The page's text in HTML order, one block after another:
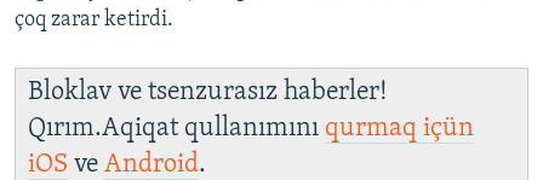
çoq zarar ketirdi.
Bloklav ve tsenzurasız haberler!
Qırım.Aqiqat qullanımını qurmaq içün
iOS ve Android.